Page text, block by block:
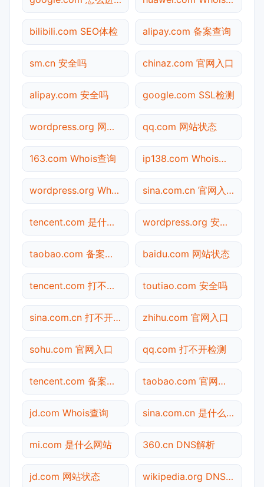
bilibili.com SEO体检 alipay.com 备案查询
sm.cn 安全吗 chinaz.com 官网入口
alipay.com 安全吗 google.com SSL检测
wordpress.org 网站状态 qq.com 网站状态
163.com Whois查询 ip138.com Whois查询
wordpress.org Whois查询 sina.com.cn 官网入口
tencent.com 是什么网站 wordpress.org 安全吗
taobao.com 备案查询 baidu.com 网站状态
tencent.com 打不开检测 toutiao.com 安全吗
sina.com.cn 打不开检测 zhihu.com 官网入口
sohu.com 官网入口 qq.com 打不开检测
tencent.com 备案查询 taobao.com 官网入口
jd.com Whois查询 sina.com.cn 是什么网站
mi.com 是什么网站 360.cn DNS解析
jd.com 网站状态 wikipedia.org DNS解析